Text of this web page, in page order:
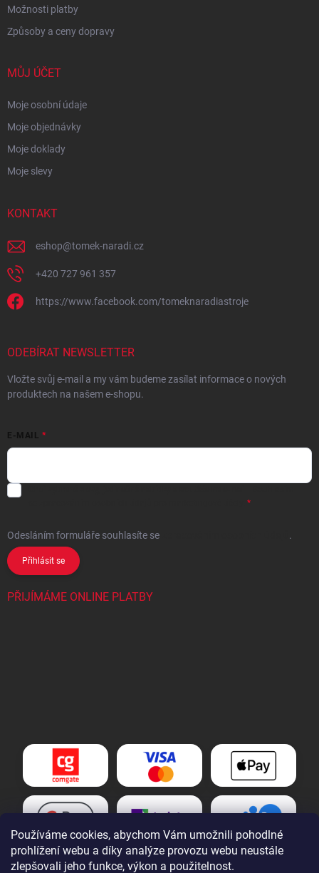
Používáme cookies, abychom Vám umožnili pohodlné
prohlížení webu a díky analýze provozu webu neustále
zlepšovali jeho funkce, výkon a použitelnost.
Možnosti platby
Způsoby a ceny dopravy
MŮJ ÚČET
Moje osobní údaje
Moje objednávky
Moje doklady
Moje slevy
KONTAKT
eshop@tomek-naradi.cz
+420 727 961 357
https://www.facebook.com/tomeknaradiastroje
ODEBÍRAT NEWSLETTER
Vložte svůj e-mail a my vám budeme zasílat informace o nových
produktech na našem e-shopu.
E-MAIL
Odesláním formuláře souhlasíte se .
Přihlásit se
PŘIJÍMÁME ONLINE PLATBY